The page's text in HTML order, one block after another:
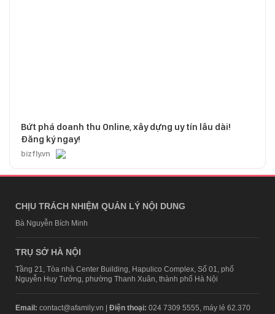
Bứt phá doanh thu Online, xây dựng uy tín lâu dài!
Đăng ký ngay!
bizfly.vn
CHỊU TRÁCH NHIỆM QUẢN LÝ NỘI DUNG
Bà Nguyễn Bích Minh
TRỤ SỞ HÀ NỘI
Tầng 21, Tòa nhà Center Building, Hapulico Complex, Số 01, phố
Nguyễn Huy Tưởng, phường Thanh Xuân, thành phố Hà Nội
Email: contact@afamily.vn | Điện thoại: 024 7309 5555, máy lẻ 62.370